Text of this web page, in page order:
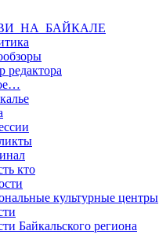
редактора
кто
культурные центры
Байкальского региона